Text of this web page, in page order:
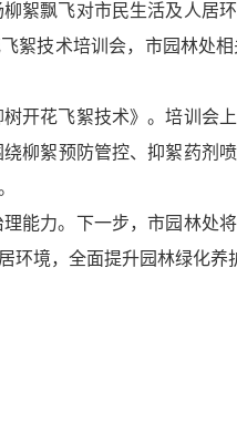
絮飘飞对市民生活及人居
絮技术培训会，市园林处
开花飞絮技术》。培训会
柳絮预防管控、抑絮药剂
能力。下一步，市园林处
境，全面提升园林绿化养